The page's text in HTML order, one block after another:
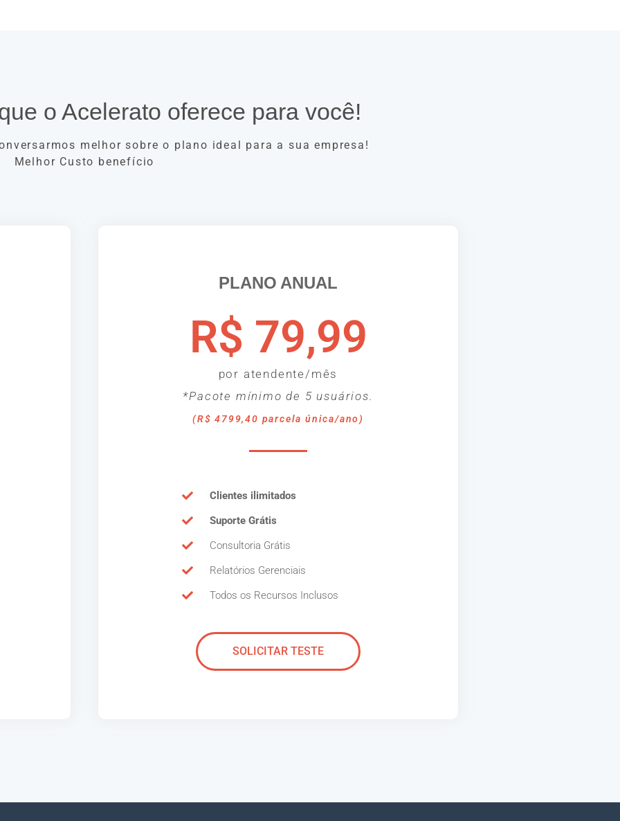
o Acelerato oferece para você!
melhor sobre o plano ideal para a sua empresa!
Melhor Custo benefício
PLANO ANUAL
R$ 79,99
por atendente/mês
*Pacote mínimo de 5 usuários.
(R$ 4799,40 parcela única/ano)
Clientes ilimitados
Suporte Grátis
Consultoria Grátis
Relatórios Gerenciais
Todos os Recursos Inclusos
SOLICITAR TESTE